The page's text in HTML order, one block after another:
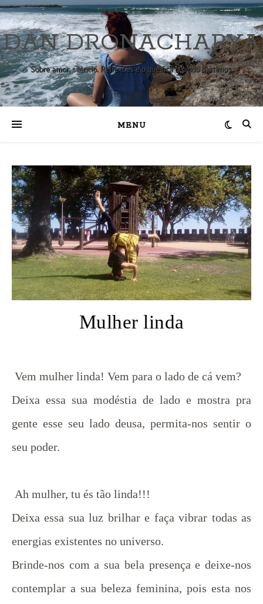
DAN DRONACHARYA
Sobre amor, silêncio. Reflexões e o que fica quando partimos.
MENU
Mulher linda
Vem mulher linda! Vem para o lado de cá vem?
Deixa essa sua modéstia de lado e mostra pra
gente esse seu lado deusa, permita-nos sentir o
seu poder.
Ah mulher, tu és tão linda!!!
Deixa essa sua luz brilhar e faça vibrar todas as
energias existentes no universo.
Brinde-nos com a sua bela presença e deixe-nos
contemplar a sua beleza feminina, pois esta nos